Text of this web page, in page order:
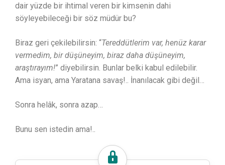
dair yüzde bir ihtimal veren bir kimsenin dahi
söyleyebileceği bir söz müdür bu?
Biraz geri çekilebilirsin: “Tereddütlerim var, henüz karar
vermedim, bir düşüneyim, biraz daha düşüneyim,
araştırayım!” diyebilirsin. Bunlar belki kabul edilebilir.
Ama isyan, ama Yaratana savaş!.. İnanılacak gibi değil…
Sonra helâk, sonra azap…
Bunu sen istedin ama!..